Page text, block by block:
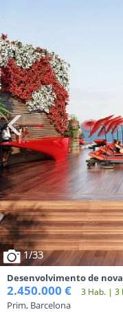
1/33
Desenvolvimento de
Barcelona
2.450.000 € 3 Hab. | 3
Prim, Barcelona